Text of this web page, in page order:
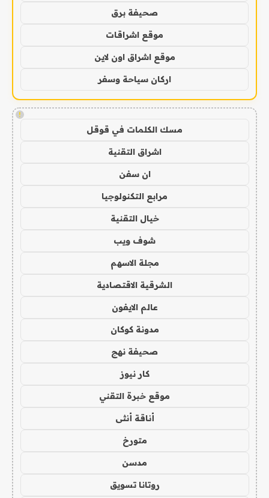
صحيفة برق
موقع اشراقات
موقع اشراق اون لاين
اركان سياحة وسفر
!
مسك الكلمات في قوقل
اشراق التقنية
ان سفن
مرابع التكنولوجيا
خيال التقنية
شوف ويب
مجلة الاسهم
الشرقية الاقتصادية
عالم الايفون
مدونة كوكان
صحيفة نهج
كار نيوز
موقع خبرة التقني
أناقة أنثى
متورخ
مدسن
روتانا تسويق